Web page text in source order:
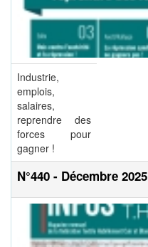
Industrie,
emplois,
salaires,
reprendre des
forces pour
gagner !
N°440 - Décembre 2025